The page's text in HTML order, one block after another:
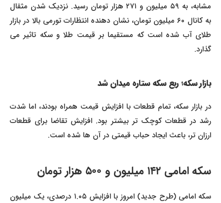
مشابه، به ۵۹ میلیون و ۲۷۱ هزار تومان رسید. نزدیک شدن مثقال
به کانال ۶۰ میلیون تومان، نشان دهنده انتظارات تورمی بالا در بازار
طلای آب شده است که مستقیما بر قیمت طلا و سکه تاثیر می
گذارد.
بازار سکه؛ ربع سکه ستاره میدان شد
در بازار سکه، تمام قطعات با افزایش قیمت همراه بودند، اما شدت
رشد در قطعات کوچک تر بیشتر بود. افزایش تقاضا برای قطعات
ارزان تر، باعث ایجاد حباب قیمتی در آن ها شده است.
سکه امامی ۱۴۲ میلیون و ۵۰۰ هزار تومان
سکه امامی (طرح جدید) امروز با افزایش ۱.۰۵ درصدی، یک میلیون